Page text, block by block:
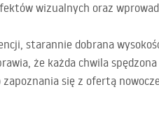
wizualnych oraz
starannie dobrana
że każda chwila
się z ofertą